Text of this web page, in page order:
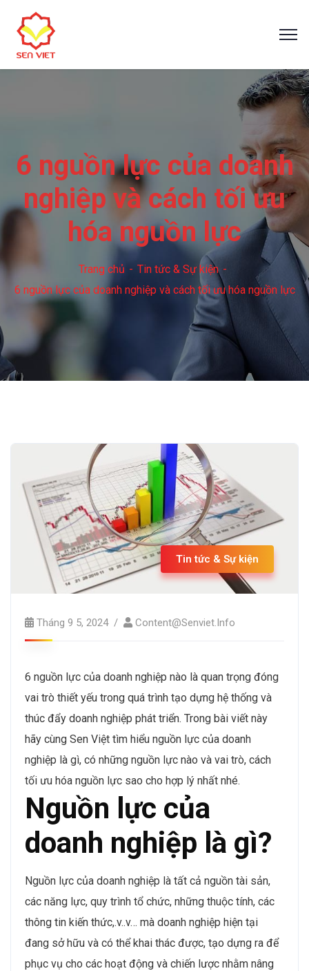
6 nguồn lực của doanh
nghiệp và cách tối ưu
hóa nguồn lực
Trang chủ
Tin tức & Sự kiện
6 nguồn lực của doanh nghiệp và cách tối ưu hóa nguồn lực
Tin tức & Sự kiện
Tháng 9 5, 2024 Content@senviet.info
6 nguồn lực của doanh nghiệp nào là quan trọng đóng
vai trò thiết yếu trong quá trình tạo dựng hệ thống và
thúc đẩy doanh nghiệp phát triển. Trong bài viết này
hãy cùng Sen Việt tìm hiểu nguồn lực của doanh
nghiệp là gì, có những nguồn lực nào và vai trò, cách
tối ưu hóa nguồn lực sao cho hợp lý nhất nhé.
Nguồn lực của
doanh nghiệp là gì?
Nguồn lực của doanh nghiệp là tất cả nguồn tài sản,
các năng lực, quy trình tổ chức, những thuộc tính, các
thông tin kiến thức,.v..v… mà doanh nghiệp hiện tại
đang sở hữu và có thể khai thác được, tạo dựng ra để
phục vụ cho các hoạt động và chiến lược nhằm nâng